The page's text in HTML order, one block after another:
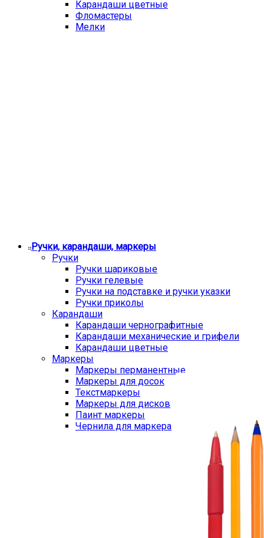
Карандаши цветные
Фломастеры
Мелки
Ручки, карандаши, маркеры
Ручки
Ручки шариковые
Ручки гелевые
Ручки на подставке и ручки указки
Ручки приколы
Карандаши
Карандаши чернографитные
Карандаши механические и грифели
Карандаши цветные
Маркеры
Маркеры перманентные
Маркеры для досок
Текстмаркеры
Маркеры для дисков
Паинт маркеры
Чернила для маркера